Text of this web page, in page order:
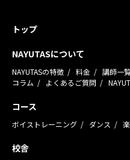
トップ
NAYUTASについて
NAYUTASの特徴 料金 講師一
コラム
よくあるご質問
コース
ボイストレーニング ダンス
校舎